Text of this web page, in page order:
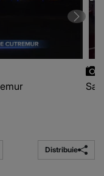
Distribuie